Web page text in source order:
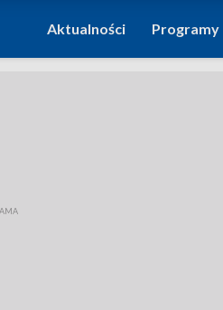
Aktualności Programy